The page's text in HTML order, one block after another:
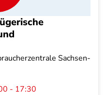
Sachsen-
- 17:30